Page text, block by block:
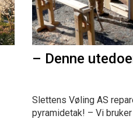
– Denne
Slettens Vøling AS
pyramidetak! – Vi